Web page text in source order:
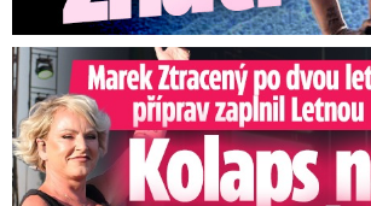
Marek Ztracený na Letné: Pártlová stopla